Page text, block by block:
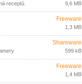
receptů. 9,6 MB
Freeware
1,3 MB
Shareware
599 kB
Freeware
1,4 MB